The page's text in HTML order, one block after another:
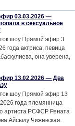
03.03.2026 —
в сексуальное
шоу Прямой эфир 3
года актриса, певица
она уверена,
13.02.2026 — Два
шоу Прямой эфир 13
года племянница
артиста РСФСР Рената
Айсылу Чижевская.